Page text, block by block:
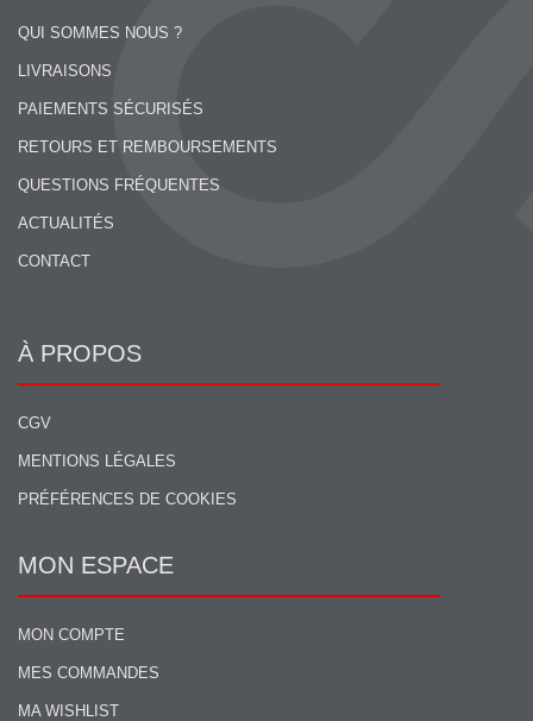
QUI SOMMES NOUS ?
LIVRAISONS
PAIEMENTS SÉCURISÉS
RETOURS ET REMBOURSEMENTS
QUESTIONS FRÉQUENTES
ACTUALITÉS
CONTACT
À PROPOS
CGV
MENTIONS LÉGALES
PRÉFÉRENCES DE COOKIES
MON ESPACE
MON COMPTE
MES COMMANDES
MA WISHLIST